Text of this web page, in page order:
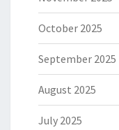
October 2025
September 2025
August 2025
July 2025